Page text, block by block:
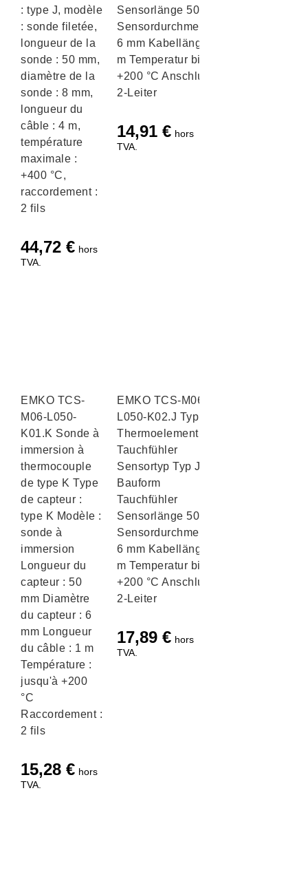
: type J, modèle
: sonde filetée,
longueur de la
sonde : 50 mm,
diamètre de la
sonde : 8 mm,
longueur du
câble : 4 m,
température
maximale :
+400 °C,
raccordement :
2 fils
44,72 € hors
TVA.
Sensorlänge 50 mm
Sensordurchmesser
6 mm Kabellänge 1
m Temperatur bis
+200 °C Anschluss
2-Leiter
14,91 € hors
TVA.
EMKO TCS-
M06-L050-
K01.K Sonde à
immersion à
thermocouple
de type K Type
de capteur :
type K Modèle :
sonde à
immersion
Longueur du
capteur : 50
mm Diamètre
du capteur : 6
mm Longueur
du câble : 1 m
Température :
jusqu'à +200
°C
Raccordement :
2 fils
15,28 € hors
TVA.
EMKO TCS-M06-
L050-K02.J Typ J
Thermoelement
Tauchfühler
Sensortyp Typ J
Bauform
Tauchfühler
Sensorlänge 50 mm
Sensordurchmesser
6 mm Kabellänge 2
m Temperatur bis
+200 °C Anschluss
2-Leiter
17,89 € hors
TVA.